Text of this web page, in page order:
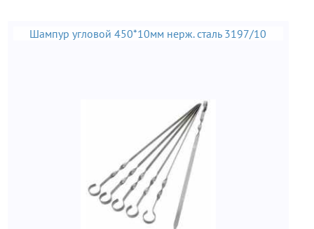
Шампур угловой 450*10мм нерж. сталь 3197/10